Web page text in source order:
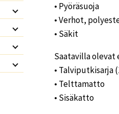
• Pyöräsuoja
• Verhot,
• Säkit
Saatavilla
• Talviputkisarja
• Telttamatto
• Sisäkatto